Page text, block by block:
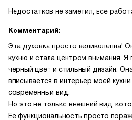
Недостатков не заметил, все
Комментарий:
Эта духовка просто великолепна!
кухню и стала центром внимания.
черный цвет и стильный дизайн.
вписывается в интерьер моей
современный вид.
Но это не только внешний вид,
Ее функциональность просто